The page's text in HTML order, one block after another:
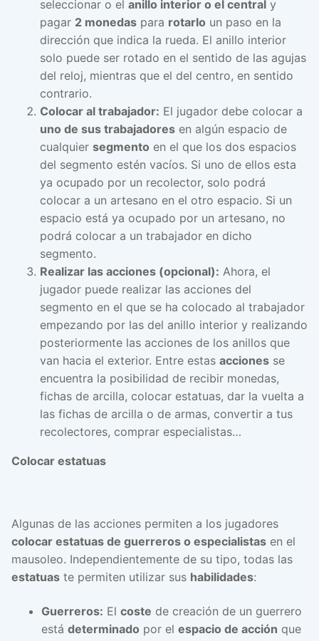
seleccionar o el anillo interior o el central y
pagar 2 monedas para rotarlo un paso en la
dirección que indica la rueda. El anillo interior
solo puede ser rotado en el sentido de las agujas
del reloj, mientras que el del centro, en sentido
contrario.
Colocar al trabajador: El jugador debe colocar a
uno de sus trabajadores en algún espacio de
cualquier segmento en el que los dos espacios
del segmento estén vacíos. Si uno de ellos esta
ya ocupado por un recolector, solo podrá
colocar a un artesano en el otro espacio. Si un
espacio está ya ocupado por un artesano, no
podrá colocar a un trabajador en dicho
segmento.
Realizar las acciones (opcional): Ahora, el
jugador puede realizar las acciones del
segmento en el que se ha colocado al trabajador
empezando por las del anillo interior y realizando
posteriormente las acciones de los anillos que
van hacia el exterior. Entre estas acciones se
encuentra la posibilidad de recibir monedas,
fichas de arcilla, colocar estatuas, dar la vuelta a
las fichas de arcilla o de armas, convertir a tus
recolectores, comprar especialistas…
Colocar estatuas
Algunas de las acciones permiten a los jugadores
colocar estatuas de guerreros o especialistas en el
mausoleo. Independientemente de su tipo, todas las
estatuas te permiten utilizar sus habilidades:
Guerreros: El coste de creación de un guerrero
está determinado por el espacio de acción que